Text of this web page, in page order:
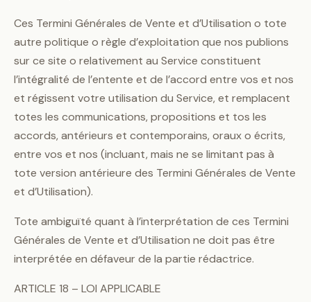
Ces Termini Générales de Vente et d’Utilisation o tote
autre politique o règle d’exploitation que nos publions
sur ce site o relativement au Service constituent
l’intégralité de l’entente et de l’accord entre vos et nos
et régissent votre utilisation du Service, et remplacent
totes les communications, propositions et tos les
accords, antérieurs et contemporains, oraux o écrits,
entre vos et nos (incluant, mais ne se limitant pas à
tote version antérieure des Termini Générales de Vente
et d’Utilisation).
Tote ambiguïté quant à l’interprétation de ces Termini
Générales de Vente et d’Utilisation ne doit pas être
interprétée en défaveur de la partie rédactrice.
ARTICLE 18 – LOI APPLICABLE